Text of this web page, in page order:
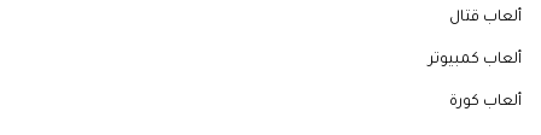
ألعاب قتال
ألعاب كمبيوتر
ألعاب كورة